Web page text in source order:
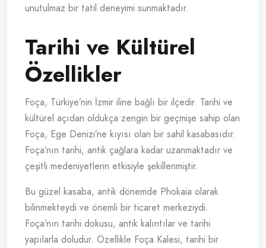
unutulmaz bir tatil deneyimi sunmaktadır.
Tarihi ve Kültürel
Özellikler
Foça, Türkiye’nin İzmir iline bağlı bir ilçedir. Tarihi ve
kültürel açıdan oldukça zengin bir geçmişe sahip olan
Foça, Ege Denizi’ne kıyısı olan bir sahil kasabasıdır.
Foça’nın tarihi, antik çağlara kadar uzanmaktadır ve
çeşitli medeniyetlerin etkisiyle şekillenmiştir.
Bu güzel kasaba, antik dönemde Phokaia olarak
bilinmekteydi ve önemli bir ticaret merkeziydi.
Foça’nın tarihi dokusu, antik kalıntılar ve tarihi
yapılarla doludur. Özellikle Foça Kalesi, tarihi bir